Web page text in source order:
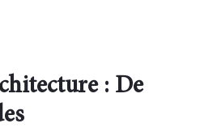
: De